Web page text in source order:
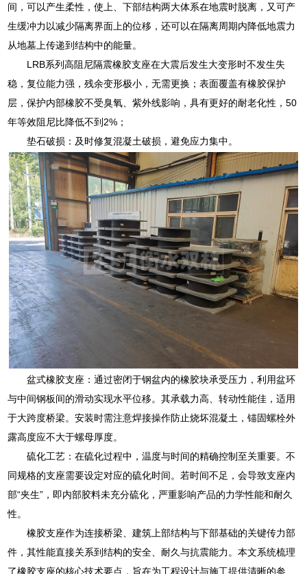
间，可以产生柔性，使上、下部结构两大体系在地震时脱离，又可产
生缓冲力以减少隔离界面上的位移，还可以在隔离周期内降低地震力
从地墓上传递到结构中的能量。
LRB系列高阻尼隔震橡胶支座在大震后发生大变形时不发生失
稳，复位能力强，残余变形极小，无需更换；表面覆盖有橡胶保护
层，保护内部橡胶不受臭氧、紫外线影响，具有更好的耐老化性，50
年等效阻尼比降低不到2%；
垫石破损：及时修复混凝土破损，避免应力集中。
盆式橡胶支座：通过密闭于钢盆内的橡胶块承受压力，利用盆环
与中间钢板间的滑动实现水平位移。其承载力高、转动性能佳，适用
于大跨度桥梁。安装时需注意焊接操作防止烧坏混凝土，锚固螺栓外
露高度应不大于螺母厚度。
硫化工艺：在硫化过程中，温度与时间的精确控制至关重要。不
同规格的支座需要设定对应的硫化时间。若时间不足，会导致支座内
部“夹生”，即内部胶料未充分硫化，严重影响产品的力学性能和耐久
性。
橡胶支座作为连接桥梁、建筑上部结构与下部基础的关键传力部
件，其性能直接关系到结构的安全、耐久与抗震能力。本文系统梳理
了橡胶支座的核心技术要点，旨在为工程设计与施工提供清晰的参